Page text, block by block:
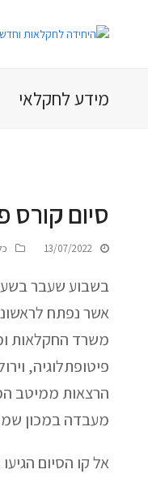
מידע לחקלאי
סיום קורס
13/07/2022
בשבוע שעבר
אשר נפתח
משרד החקלאות
פיטופתלוגיה,
הרצאות ממיטב
מעבדה במכון